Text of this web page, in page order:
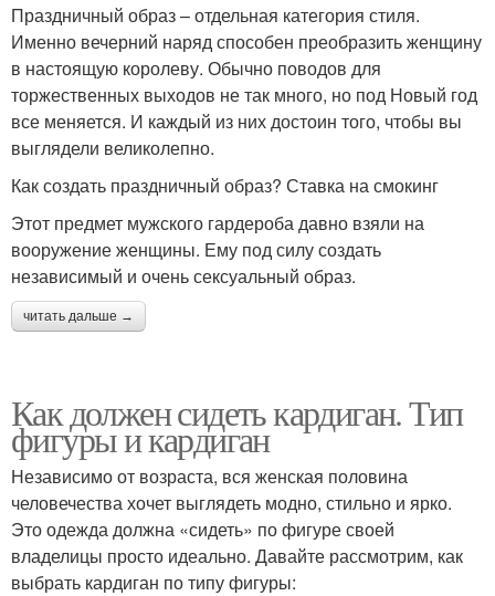
Праздничный образ – отдельная категория стиля.
Именно вечерний наряд способен преобразить женщину
в настоящую королеву. Обычно поводов для
торжественных выходов не так много, но под Новый год
все меняется. И каждый из них достоин того, чтобы вы
выглядели великолепно.
Как создать праздничный образ? Ставка на смокинг
Этот предмет мужского гардероба давно взяли на
вооружение женщины. Ему под силу создать
независимый и очень сексуальный образ.
читать дальше →
Как должен сидеть кардиган. Тип
фигуры и кардиган
Независимо от возраста, вся женская половина
человечества хочет выглядеть модно, стильно и ярко.
Это одежда должна «сидеть» по фигуре своей
владелицы просто идеально. Давайте рассмотрим, как
выбрать кардиган по типу фигуры: